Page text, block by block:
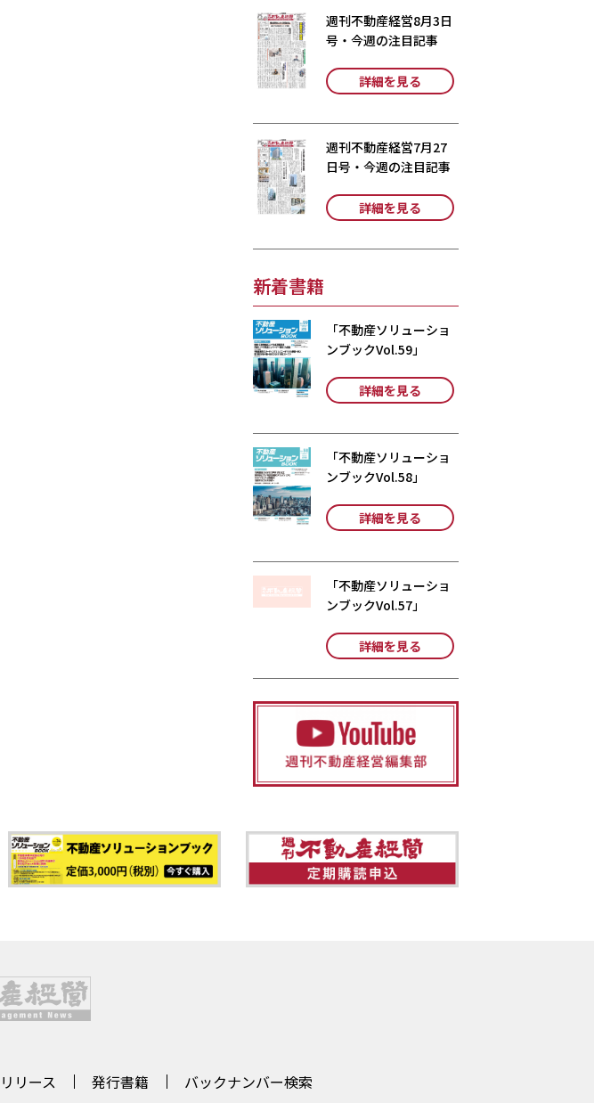
週刊不動産経営8月3日
号・今週の注目記事
詳細を見る
週刊不動産経営7月27
日号・今週の注目記事
詳細を見る
新着書籍
「不動産ソリューショ
ンブックVol.59」
詳細を見る
「不動産ソリューショ
ンブックVol.58」
詳細を見る
「不動産ソリューショ
ンブックVol.57」
詳細を見る
リース 発行書籍 バックナンバー検索